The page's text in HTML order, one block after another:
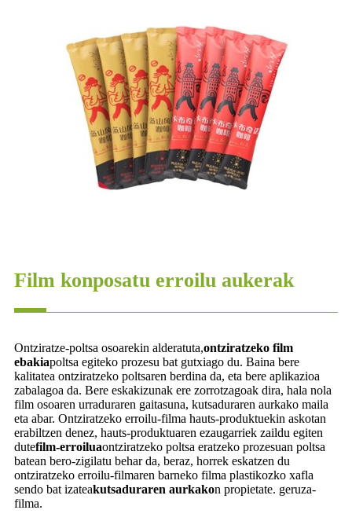
Film konposatu erroilu aukerak
Ontziratze-poltsa osoarekin alderatuta,ontziratzeko film
ebakiapoltsa egiteko prozesu bat gutxiago du. Baina bere
kalitatea ontziratzeko poltsaren berdina da, eta bere aplikazioa
zabalagoa da. Bere eskakizunak ere zorrotzagoak dira, hala nola
film osoaren urraduraren gaitasuna, kutsaduraren aurkako maila
eta abar. Ontziratzeko erroilu-filma hauts-produktuekin askotan
erabiltzen denez, hauts-produktuaren ezaugarriek zaildu egiten
dutefilm-erroiluaontziratzeko poltsa eratzeko prozesuan poltsa
batean bero-zigilatu behar da, beraz, horrek eskatzen du
ontziratzeko erroilu-filmaren barneko filma plastikozko xafla
sendo bat izateakutsaduraren aurkakon propietate. geruza-
filma.